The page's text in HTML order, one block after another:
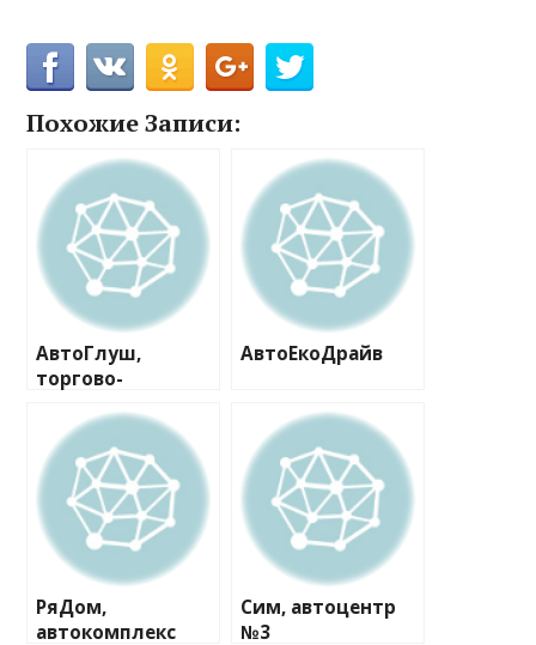
Похожие Записи:
АвтоГлуш,
торгово-
компания
АвтоЕкоДрайв
РяДом,
автокомплекс
Сим, автоцентр
№3